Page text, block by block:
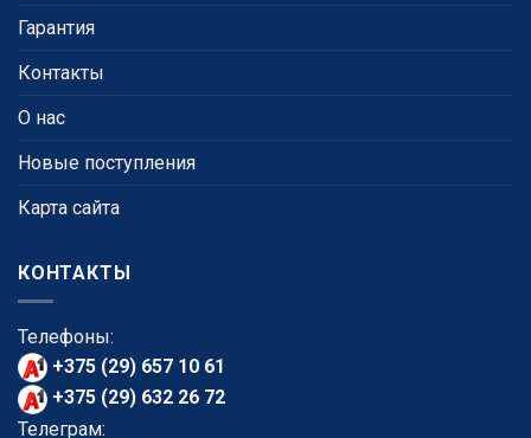
Гарантия
Контакты
О нас
Новые поступления
Карта сайта
КОНТАКТЫ
Телефоны:
+375 (29) 657 10 61
+375 (29) 632 26 72
Телеграм: